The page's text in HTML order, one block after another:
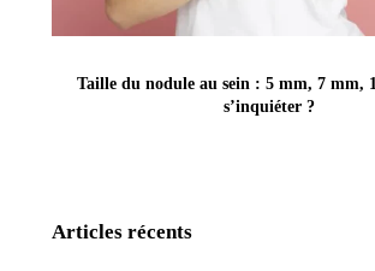
Taille du nodule au sein : 5 mm, 7 mm,
s’inquiéter ?
Articles récents